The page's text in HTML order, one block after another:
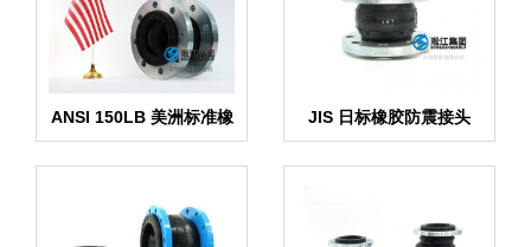
ANSI 150LB 美洲标准橡
胶膨胀节
JIS 日标橡胶防震接头